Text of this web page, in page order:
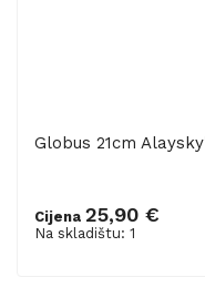
Globus 21cm
Cijena 25,90 €
Na skladištu: 1
Dodaj u košaricu